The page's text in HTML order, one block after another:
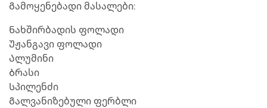
Გამოყენებადი მასალები:
Ნახშირბადის ფოლადი
Უჟანგავი ფოლადი
Ალუმინი
Ბრასი
Სპილენძი
Გალვანიზებული ფერბლი